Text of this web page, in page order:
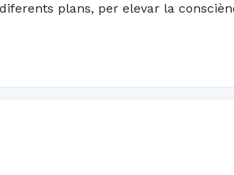
plans, per elevar la